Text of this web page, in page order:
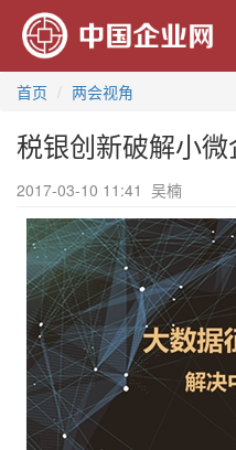
首页
两会视角
税银创新破解小微
2017-03-10 11:41 吴楠